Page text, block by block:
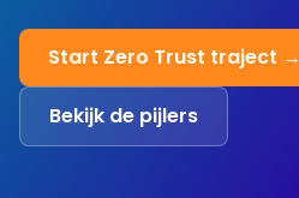
Start Zero Trust traject →
Bekijk de pijlers